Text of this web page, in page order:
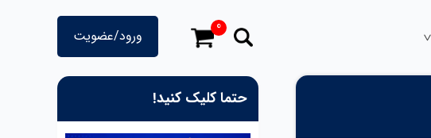
ورود/عضویت
0
حتما کلیک کنید!